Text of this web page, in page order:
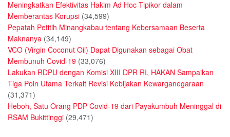
Meningkatkan Efektivitas Hakim Ad Hoc Tipikor dalam
Memberantas Korupsi (34,599)
Pepatah Petitih Minangkabau tentang Kebersamaan Beserta
Maknanya (34,149)
VCO (Virgin Coconut Oil) Dapat Digunakan sebagai Obat
Membunuh Covid-19 (33,076)
Lakukan RDPU dengan Komisi XIII DPR RI, HAKAN Sampaikan
Tiga Poin Utama Terkait Revisi Kebijakan Kewarganegaraan
(31,371)
Heboh, Satu Orang PDP Covid-19 dari Payakumbuh Meninggal di
RSAM Bukittinggi (29,471)